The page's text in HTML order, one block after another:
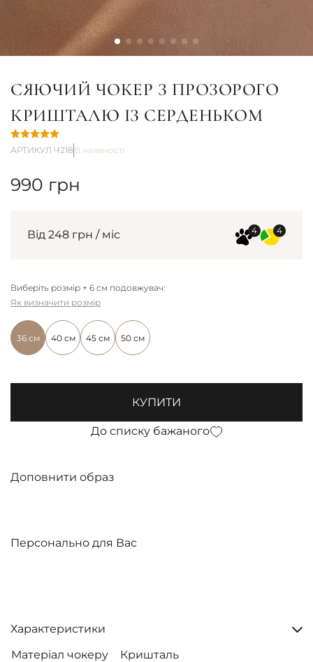
СЯЮЧИЙ ЧОКЕР З ПРОЗОРОГО
КРИШТАЛЮ ІЗ СЕРДЕНЬКОМ
АРТИКУЛ Ч218 В наявності
990 грн
Від 248 грн / міс
Виберіть розмір + 6 см подовжувач:
36 см 40 см 45 см 50 см
Як визначити розмір
КУПИТИ
До списку бажаного
Доповнити образ
Персонально для Вас
Характеристики
Матеріал чокеру
Кришталь